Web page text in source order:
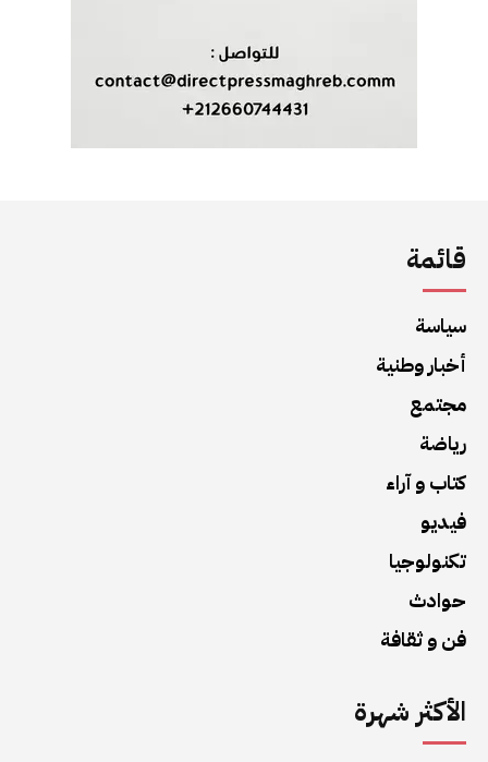
قائمة
سياسة
أخبار وطنية
مجتمع
رياضة
كتاب و آراء
فيديو
تكنولوجيا
حوادث
فن و ثقافة
الأكثر شهرة